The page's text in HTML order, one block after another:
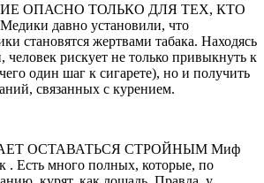
ОПАСНО ТОЛЬКО ДЛЯ ТЕХ, КТО
давно установили, что
становятся жертвами табака. Находясь
рискует не только привыкнуть к
один шаг к сигарете), но и получить
связанных с курением.
ОСТАВАТЬСЯ СТРОЙНЫМ Миф
. Есть много полных, которые, по